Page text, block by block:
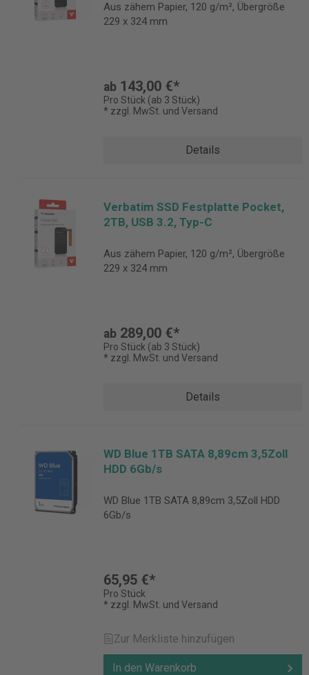
Aus zähem Papier, 120 g/m², Übergröße
229 x 324 mm
ab 143,00 €*
Pro Stück (ab 3 Stück)
* zzgl. MwSt. und Versand
Details
Verbatim SSD Festplatte Pocket,
2TB, USB 3.2, Typ-C
Aus zähem Papier, 120 g/m², Übergröße
229 x 324 mm
ab 289,00 €*
Pro Stück (ab 3 Stück)
* zzgl. MwSt. und Versand
Details
WD Blue 1TB SATA 8,89cm 3,5Zoll
HDD 6Gb/s
WD Blue 1TB SATA 8,89cm 3,5Zoll HDD
6Gb/s
65,95 €*
Pro Stück
* zzgl. MwSt. und Versand
Zur Merkliste hinzufügen
In den Warenkorb